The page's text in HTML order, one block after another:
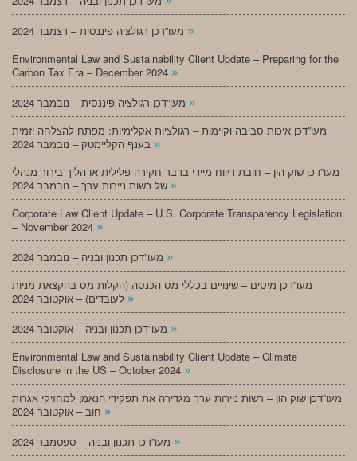
»
Environmental Law and Sustainability Client Update – Preparing for the
Carbon Tax Era – December 2024 »
»
מעו”דכן איכות סביבה וקיימות – רגולציות אקלימיות: מפתח להצלחה יזמית
»
מעו”דכן שוק הון – חובת דיווח מיידי בדבר חקירה פלילית או הליך בירור מנהלי
»
Corporate Law Client Update – U.S. Corporate Transparency Legislation
– November 2024 »
»
מעו”דכן מיסים – שינויים בכללי מס הכנסה (הקלות מס בהקצאת מניות
»
»
Environmental Law and Sustainability Client Update – Climate
Disclosure in the US – October 2024 »
מעו”דכן שוק הון – רשות ניירות ערך מגדירה את תפקידי הנאמן למחזיקי אגרות
»
»